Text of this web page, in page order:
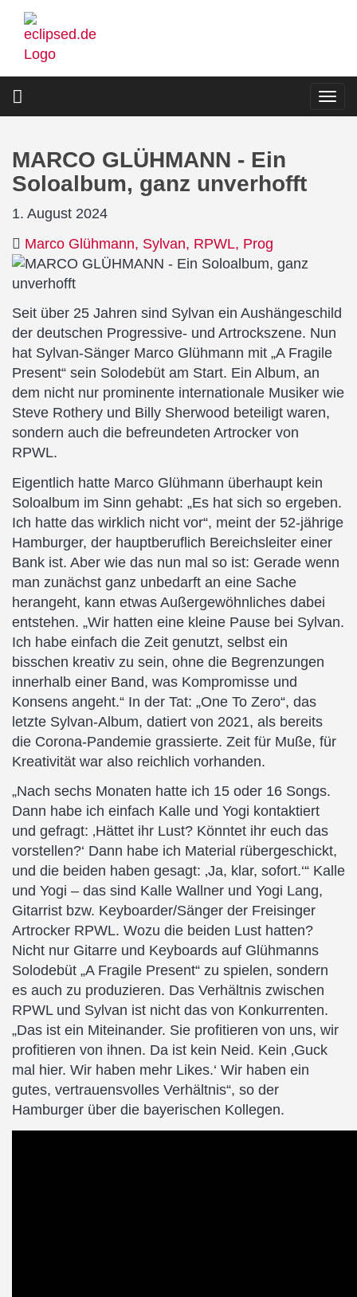
Direkt
zum
Inhalt
MARCO GLÜHMANN - Ein
Soloalbum, ganz unverhofft
1. August 2024
Marco Glühmann Sylvan RPWL Prog
Seit über 25 Jahren sind Sylvan ein Aushängeschild
der deutschen Progressive- und Artrockszene. Nun
hat Sylvan-Sänger Marco Glühmann mit „A Fragile
Present“ sein Solodebüt am Start. Ein Album, an
dem nicht nur prominente internationale Musiker wie
Steve Rothery und Billy Sherwood beteiligt waren,
sondern auch die befreundeten Artrocker von
RPWL.
Eigentlich hatte Marco Glühmann überhaupt kein
Soloalbum im Sinn gehabt: „Es hat sich so ergeben.
Ich hatte das wirklich nicht vor“, meint der 52-jährige
Hamburger, der hauptberuflich Bereichsleiter einer
Bank ist. Aber wie das nun mal so ist: Gerade wenn
man zunächst ganz unbedarft an eine Sache
herangeht, kann etwas Außergewöhnliches dabei
entstehen. „Wir hatten eine kleine Pause bei Sylvan.
Ich habe einfach die Zeit genutzt, selbst ein
bisschen kreativ zu sein, ohne die Begrenzungen
innerhalb einer Band, was Kompromisse und
Konsens angeht.“ In der Tat: „One To Zero“, das
letzte Sylvan-Album, datiert von 2021, als bereits
die Corona-Pandemie grassierte. Zeit für Muße, für
Kreativität war also reichlich vorhanden.
„Nach sechs Monaten hatte ich 15 oder 16 Songs.
Dann habe ich einfach Kalle und Yogi kontaktiert
und gefragt: ‚Hättet ihr Lust? Könntet ihr euch das
vorstellen?‘ Dann habe ich Material rübergeschickt,
und die beiden haben gesagt: ‚Ja, klar, sofort.‘“ Kalle
und Yogi – das sind Kalle Wallner und Yogi Lang,
Gitarrist bzw. Keyboarder/Sänger der Freisinger
Artrocker RPWL. Wozu die beiden Lust hatten?
Nicht nur Gitarre und Keyboards auf Glühmanns
Solodebüt „A Fragile Present“ zu spielen, sondern
es auch zu produzieren. Das Verhältnis zwischen
RPWL und Sylvan ist nicht das von Konkurrenten.
„Das ist ein Miteinander. Sie profitieren von uns, wir
profitieren von ihnen. Da ist kein Neid. Kein ‚Guck
mal hier. Wir haben mehr Likes.‘ Wir haben ein
gutes, vertrauensvolles Verhältnis“, so der
Hamburger über die bayerischen Kollegen.